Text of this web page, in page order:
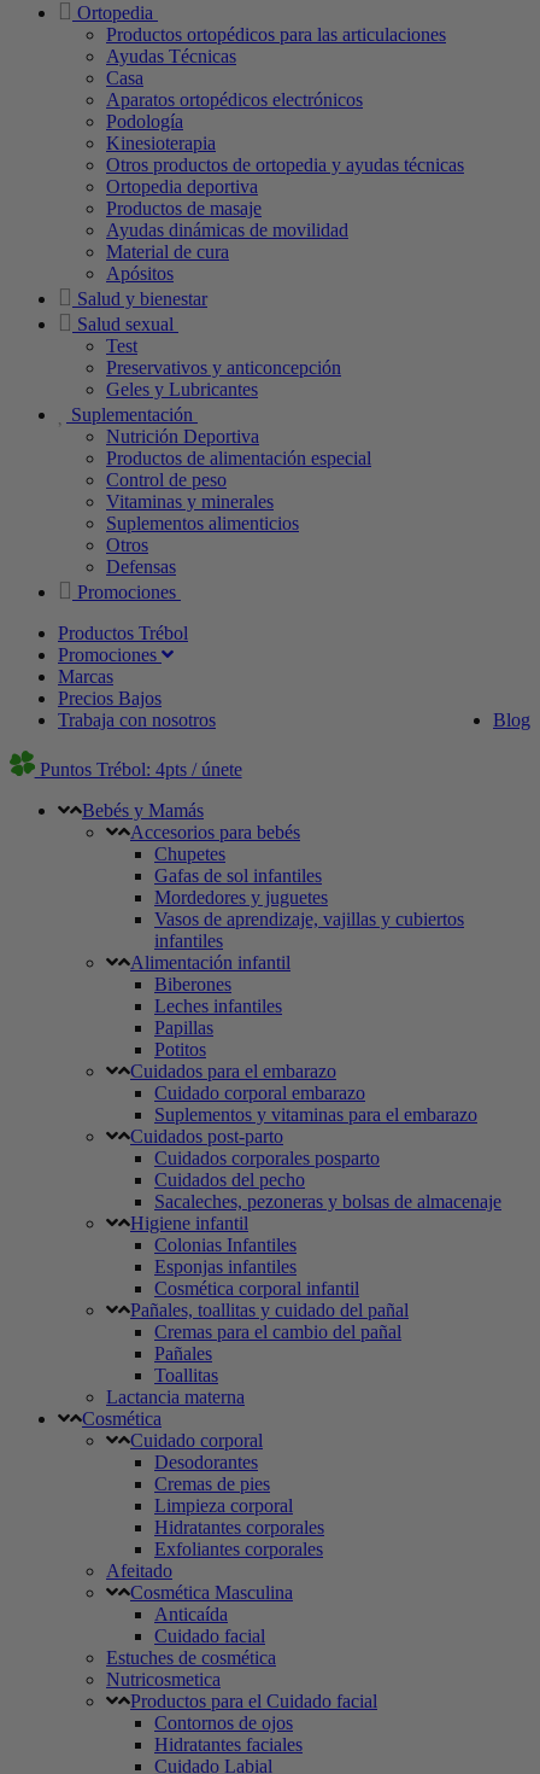
Ortopedia
Productos ortopédicos para las articulaciones
Ayudas Técnicas
Casa
Aparatos ortopédicos electrónicos
Podología
Kinesioterapia
Otros productos de ortopedia y ayudas técnicas
Ortopedia deportiva
Productos de masaje
Ayudas dinámicas de movilidad
Material de cura
Apósitos
Salud y bienestar
Salud sexual
Test
Preservativos y anticoncepción
Geles y Lubricantes
Suplementación
Nutrición Deportiva
Productos de alimentación especial
Control de peso
Vitaminas y minerales
Suplementos alimenticios
Otros
Defensas
Promociones
Productos Trébol
Promociones
Marcas
Precios Bajos
Blog
Trabaja con nosotros
Puntos Trébol: 4pts / únete
Bebés y Mamás
Accesorios para bebés
Chupetes
Gafas de sol infantiles
Mordedores y juguetes
Vasos de aprendizaje, vajillas y cubiertos
infantiles
Alimentación infantil
Biberones
Leches infantiles
Papillas
Potitos
Cuidados para el embarazo
Cuidado corporal embarazo
Suplementos y vitaminas para el embarazo
Cuidados post-parto
Cuidados corporales posparto
Cuidados del pecho
Sacaleches, pezoneras y bolsas de almacenaje
Higiene infantil
Colonias Infantiles
Esponjas infantiles
Cosmética corporal infantil
Pañales, toallitas y cuidado del pañal
Cremas para el cambio del pañal
Pañales
Toallitas
Lactancia materna
Cosmética
Cuidado corporal
Desodorantes
Cremas de pies
Limpieza corporal
Hidratantes corporales
Exfoliantes corporales
Afeitado
Cosmética Masculina
Anticaída
Cuidado facial
Estuches de cosmética
Nutricosmetica
Productos para el Cuidado facial
Contornos de ojos
Hidratantes faciales
Cuidado Labial